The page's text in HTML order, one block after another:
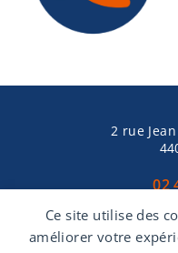
Ce site utilise des
améliorer votre
2 rue
02